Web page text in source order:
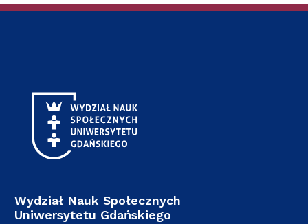
Wydział Nauk Społecznych
Uniwersytetu Gdańskiego